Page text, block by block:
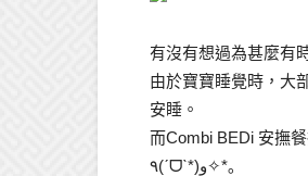
有沒有想過為甚麼有
由於寶寶睡覺時，大
安睡。
而Combi BEDi 安撫
٩(ˊᗜˋ*)و✧*｡